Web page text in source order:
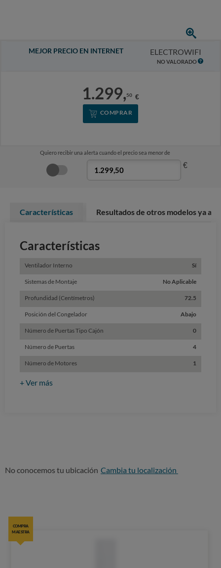
MEJOR PRECIO EN INTERNET ELECTROWIFI
NO VALORADO
1.299,50 €
COMPRAR
Quiero recibir una alerta cuando el precio sea menor de
€
Características Resultados de otros modelos ya
Características
Ventilador Interno Sí
Sistemas de Montaje No Aplicable
Profundidad (Centímetros) 72.5
Posición del Congelador Abajo
Número de Puertas Tipo Cajón 0
Número de Puertas 4
Número de Motores 1
+ Ver más
No conocemos tu ubicación Cambia tu localización
COMPRA
MAESTRA